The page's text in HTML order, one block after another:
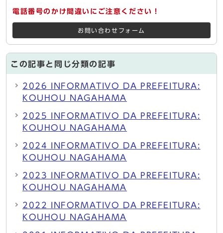
電話番号のかけ間違いにご注意ください！
お問い合わせフォーム
この記事と同じ分類の記事
2026 INFORMATIVO DA PREFEITURA:
KOUHOU NAGAHAMA
2025 INFORMATIVO DA PREFEITURA:
KOUHOU NAGAHAMA
2024 INFORMATIVO DA PREFEITURA:
KOUHOU NAGAHAMA
2023 INFORMATIVO DA PREFEITURA:
KOUHOU NAGAHAMA
2022 INFORMATIVO DA PREFEITURA:
KOUHOU NAGAHAMA